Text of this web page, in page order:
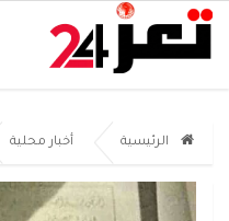
الرئيسية أخبار محلية